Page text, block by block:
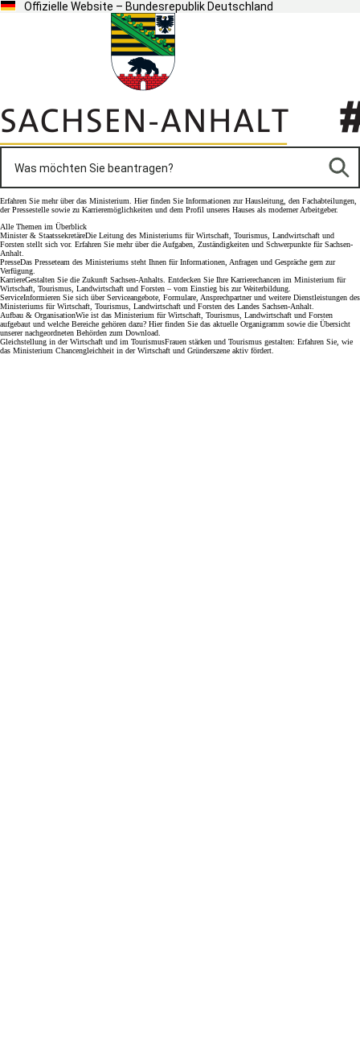
Offizielle Website – Bundesrepublik Deutschland
Erfahren Sie mehr über das Ministerium. Hier finden Sie Informationen zur Hausleitung, den Fachabteilungen,
der Pressestelle sowie zu Karrieremöglichkeiten und dem Profil unseres Hauses als moderner Arbeitgeber.
Alle Themen im Überblick
Minister & StaatssekretäreDie Leitung des Ministeriums für Wirtschaft, Tourismus, Landwirtschaft und
Forsten stellt sich vor. Erfahren Sie mehr über die Aufgaben, Zuständigkeiten und Schwerpunkte für Sachsen-
Anhalt.
PresseDas Presseteam des Ministeriums steht Ihnen für Informationen, Anfragen und Gespräche gern zur
Verfügung.
KarriereGestalten Sie die Zukunft Sachsen-Anhalts. Entdecken Sie Ihre Karrierechancen im Ministerium für
Wirtschaft, Tourismus, Landwirtschaft und Forsten – vom Einstieg bis zur Weiterbildung.
ServiceInformieren Sie sich über Serviceangebote, Formulare, Ansprechpartner und weitere Dienstleistungen des
Ministeriums für Wirtschaft, Tourismus, Landwirtschaft und Forsten des Landes Sachsen-Anhalt.
Aufbau & OrganisationWie ist das Ministerium für Wirtschaft, Tourismus, Landwirtschaft und Forsten
aufgebaut und welche Bereiche gehören dazu? Hier finden Sie das aktuelle Organigramm sowie die Übersicht
unserer nachgeordneten Behörden zum Download.
Gleichstellung in der Wirtschaft und im TourismusFrauen stärken und Tourismus gestalten: Erfahren Sie, wie
das Ministerium Chancengleichheit in der Wirtschaft und Gründerszene aktiv fördert.